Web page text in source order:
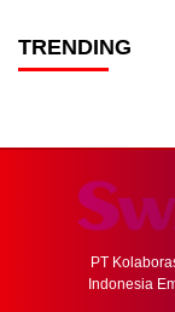
TRENDING
PT
Indonesia